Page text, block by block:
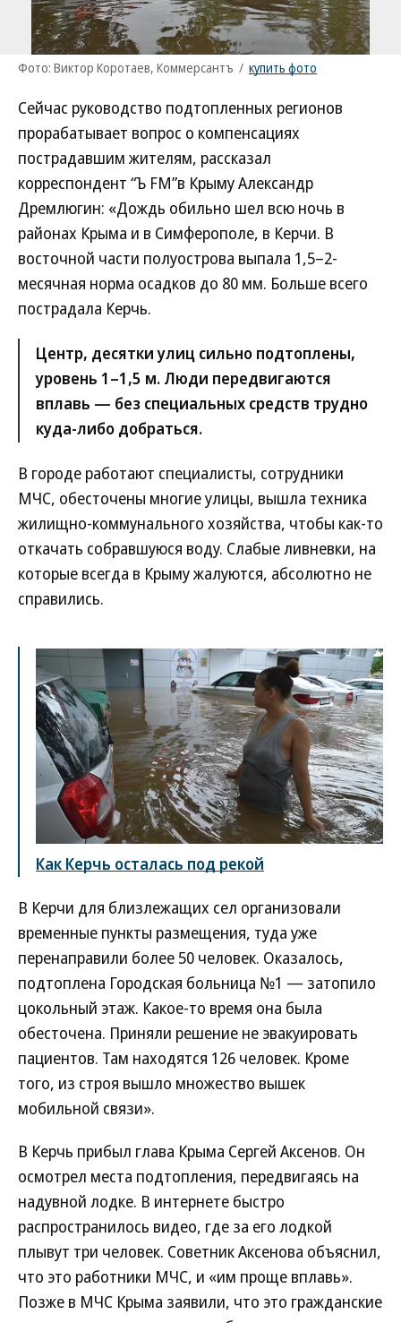
Фото: Виктор Коротаев, Коммерсантъ / купить фото
Сейчас руководство подтопленных регионов
прорабатывает вопрос о компенсациях
пострадавшим жителям, рассказал
корреспондент “Ъ FM”в Крыму Александр
Дремлюгин: «Дождь обильно шел всю ночь в
районах Крыма и в Симферополе, в Керчи. В
восточной части полуострова выпала 1,5–2-
месячная норма осадков до 80 мм. Больше всего
пострадала Керчь.
Центр, десятки улиц сильно подтоплены,
уровень 1–1,5 м. Люди передвигаются
вплавь — без специальных средств трудно
куда-либо добраться.
В городе работают специалисты, сотрудники
МЧС, обесточены многие улицы, вышла техника
жилищно-коммунального хозяйства, чтобы как-то
откачать собравшуюся воду. Слабые ливневки, на
которые всегда в Крыму жалуются, абсолютно не
справились.
Как Керчь осталась под рекой
В Керчи для близлежащих сел организовали
временные пункты размещения, туда уже
перенаправили более 50 человек. Оказалось,
подтоплена Городская больница №1 — затопило
цокольный этаж. Какое-то время она была
обесточена. Приняли решение не эвакуировать
пациентов. Там находятся 126 человек. Кроме
того, из строя вышло множество вышек
мобильной связи».
В Керчь прибыл глава Крыма Сергей Аксенов. Он
осмотрел места подтопления, передвигаясь на
надувной лодке. В интернете быстро
распространилось видео, где за его лодкой
плывут три человек. Советник Аксенова объяснил,
что это работники МЧС, и «им проще вплавь».
Позже в МЧС Крыма заявили, что это гражданские